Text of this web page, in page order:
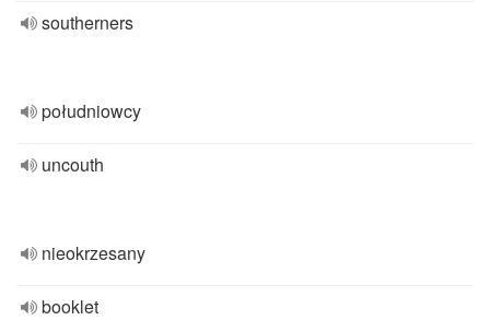
southerners
południowcy
uncouth
nieokrzesany
booklet